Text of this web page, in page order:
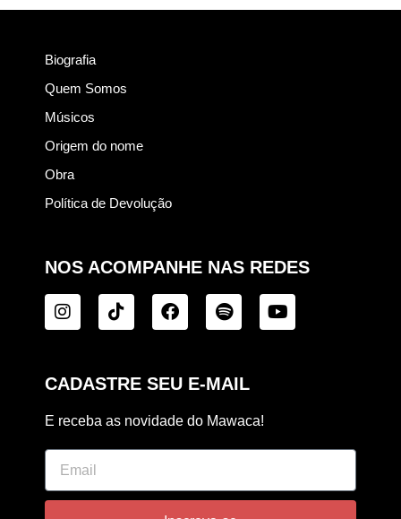
Biografia
Quem Somos
Músicos
Origem do nome
Obra
Política de Devolução
NOS ACOMPANHE NAS REDES
CADASTRE SEU E-MAIL
E receba as novidade do Mawaca!